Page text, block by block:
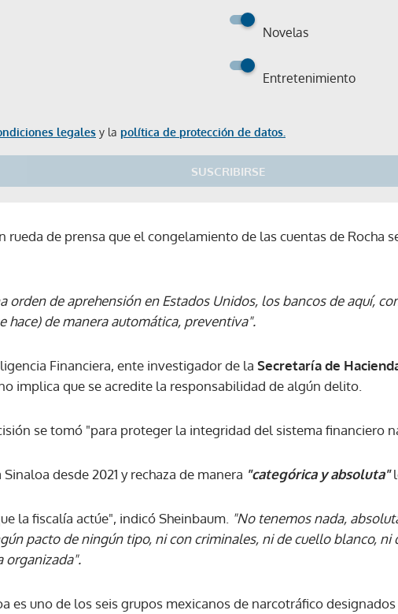
Novelas
Entretenimiento
legales y la política de protección de datos.
SUSCRIBIRSE
ACEPTAR
rueda de prensa que el congelamiento de las cuentas de Rocha
orden de aprehensión en Estados Unidos, los bancos de aquí,
hace) de manera automática, preventiva".
Financiera, ente investigador de la Secretaría de
implica que se acredite la responsabilidad de algún delito.
se tomó "para proteger la integridad del sistema financiero
desde 2021 y rechaza de manera "categórica y absoluta"
la fiscalía actúe", indicó Sheinbaum. "No tenemos nada,
pacto de ningún tipo, ni con criminales, ni de cuello blanco, ni
organizada".
es uno de los seis grupos mexicanos de narcotráfico